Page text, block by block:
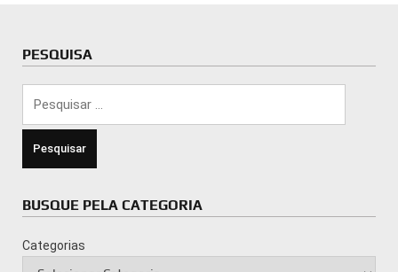
PESQUISA
BUSQUE PELA CATEGORIA
Categorias